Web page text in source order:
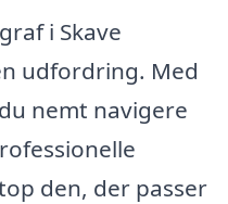
i Skave
udfordring. Med
nemt navigere
den, der passer